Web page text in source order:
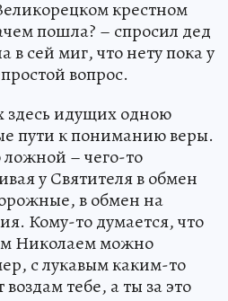
крестном
пошла? – спросил дед
в сей миг, что нету пока у
вопрос.
здесь идущих одною
пути к пониманию веры.
– чего-то
у Святителя в обмен
в обмен на
Кому-то думается, что
Николаем можно
с лукавым каким-то
тебе, а ты за это